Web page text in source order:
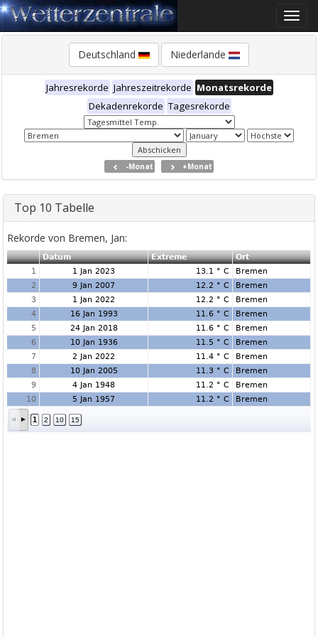
Toggle
Deutschland Niederlande
Jahresrekorde Jahreszeitrekorde Monatsrekorde
Dekadenrekorde Tagesrekorde
-Monat +Monat
Top 10 Tabelle
Rekorde von Bremen, Jan:
Datum Extreme
Ort
1
1 Jan 2023 13.1 ° C
Bremen
2
9 Jan 2007 12.2 ° C
Bremen
3
1 Jan 2022 12.2 ° C
Bremen
4
16 Jan 1993 11.6 ° C
Bremen
5
24 Jan 2018 11.6 ° C
Bremen
6
10 Jan 1936 11.5 ° C
Bremen
7
2 Jan 2022 11.4 ° C
Bremen
8
10 Jan 2005 11.3 ° C
Bremen
9
4 Jan 1948 11.2 ° C
Bremen
10
5 Jan 1957 11.2 ° C Bremen
1 2 10 15